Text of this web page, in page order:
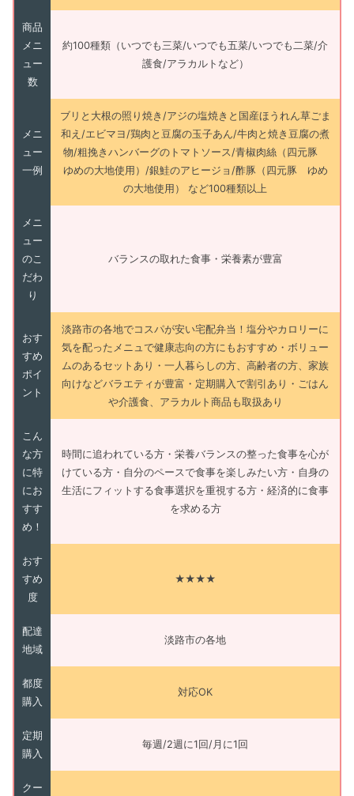
商品
メニ
ュー
数
約100種類（いつでも三菜/いつでも五菜/いつでも二菜/介
護食/アラカルトなど）
メニ
ュー
一例
ブリと大根の照り焼き/アジの塩焼きと国産ほうれん草ごま
和え/エビマヨ/鶏肉と豆腐の玉子あん/牛肉と焼き豆腐の煮
物/粗挽きハンバーグのトマトソース/青椒肉絲（四元豚
ゆめの大地使用）/銀鮭のアヒージョ/酢豚（四元豚 ゆめ
の大地使用） など100種類以上
メニ
ュー
のこ
だわ
り
バランスの取れた食事・栄養素が豊富
おす
すめ
ポイ
ント
淡路市の各地でコスパが安い宅配弁当！塩分やカロリーに
気を配ったメニュで健康志向の方にもおすすめ・ボリュー
ムのあるセットあり・一人暮らしの方、高齢者の方、家族
向けなどバラエティが豊富・定期購入で割引あり・ごはん
や介護食、アラカルト商品も取扱あり
こん
な方
に特
にお
すす
め！
時間に追われている方・栄養バランスの整った食事を心が
けている方・自分のペースで食事を楽しみたい方・自身の
生活にフィットする食事選択を重視する方・経済的に食事
を求める方
おす
すめ
度
★★★★
配達
地域
淡路市の各地
都度
購入
対応OK
定期
購入
毎週/2週に1回/月に1回
クー